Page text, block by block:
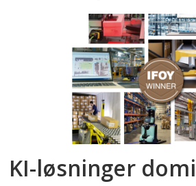
KI-løsninger